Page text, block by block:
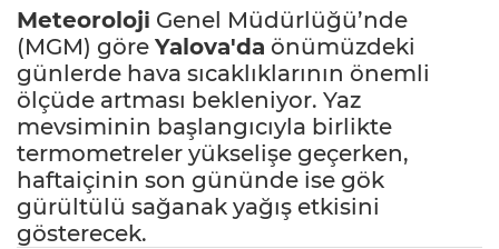
Meteoroloji Genel Müdürlüğü’nde
(MGM) göre Yalova'da önümüzdeki
günlerde hava sıcaklıklarının önemli
ölçüde artması bekleniyor. Yaz
mevsiminin başlangıcıyla birlikte
termometreler yükselişe geçerken,
haftaiçinin son gününde ise gök
gürültülü sağanak yağış etkisini
gösterecek.